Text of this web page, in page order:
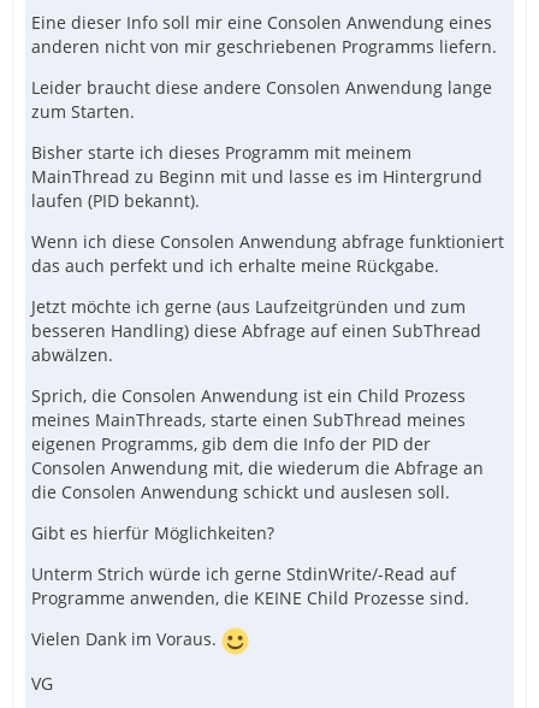
Eine dieser Info soll mir eine Consolen Anwendung eines
anderen nicht von mir geschriebenen Programms liefern.
Leider braucht diese andere Consolen Anwendung lange
zum Starten.
Bisher starte ich dieses Programm mit meinem
MainThread zu Beginn mit und lasse es im Hintergrund
laufen (PID bekannt).
Wenn ich diese Consolen Anwendung abfrage funktioniert
das auch perfekt und ich erhalte meine Rückgabe.
Jetzt möchte ich gerne (aus Laufzeitgründen und zum
besseren Handling) diese Abfrage auf einen SubThread
abwälzen.
Sprich, die Consolen Anwendung ist ein Child Prozess
meines MainThreads, starte einen SubThread meines
eigenen Programms, gib dem die Info der PID der
Consolen Anwendung mit, die wiederum die Abfrage an
die Consolen Anwendung schickt und auslesen soll.
Gibt es hierfür Möglichkeiten?
Unterm Strich würde ich gerne StdinWrite/-Read auf
Programme anwenden, die KEINE Child Prozesse sind.
Vielen Dank im Voraus.
VG